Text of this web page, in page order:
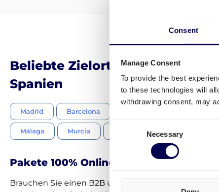
Consent
Manage Consent
To provide the best
to these technologies will
withdrawing consent, may
Consent
Necessary
Beliebte Zielorte für
Spanien
Madrid Barcelona
Málaga Murcia Alicante
Pakete 100% Online versenden und
Brauchen Sie einen B2B und/oder B2C